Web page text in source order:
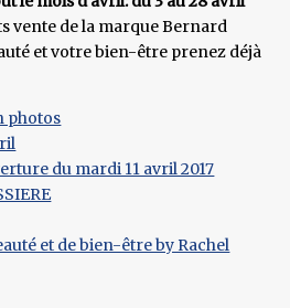
vente de la marque Bernard
et votre bien-être prenez déjà
photos
du mardi 11 avril 2017
et de bien-être by Rachel